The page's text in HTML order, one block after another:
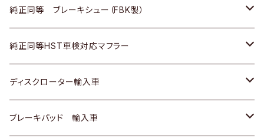
ＢＭＷ
三菱
スバル
マツダ
三菱
スバル
いすゞ
ダイハツ
マツダ
三菱
日産
ダイハツ
マツダ
三菱
日産
いすゞ
ダイハツ
マツダ
ホンダ
スズキ
日産
ダイハツ
トヨタ
ホンダ
スズキ
日産
純正同等 ブレーキシュー（FBK製）
ホンダ
スズキ
日産
純正同等HST車検対応マフラー
トヨタ
ホンダ
ディスクローター輸入車
ＡＵＤＩ
ブレーキパッド 輸入車